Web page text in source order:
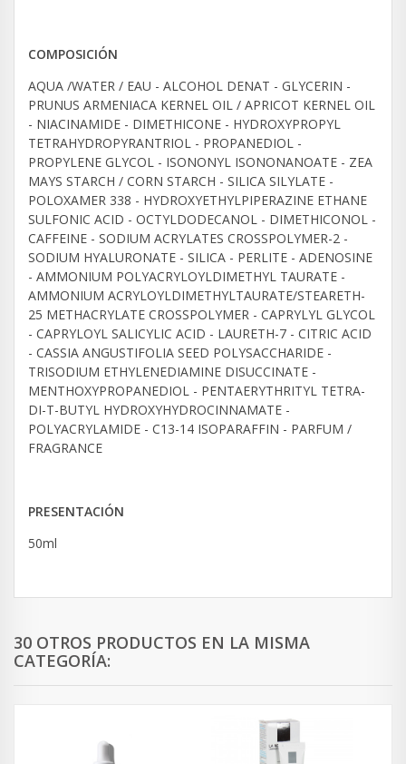
COMPOSICIÓN
AQUA /WATER / EAU - ALCOHOL DENAT - GLYCERIN -
PRUNUS ARMENIACA KERNEL OIL / APRICOT KERNEL OIL
- NIACINAMIDE - DIMETHICONE - HYDROXYPROPYL
TETRAHYDROPYRANTRIOL - PROPANEDIOL -
PROPYLENE GLYCOL - ISONONYL ISONONANOATE - ZEA
MAYS STARCH / CORN STARCH - SILICA SILYLATE -
POLOXAMER 338 - HYDROXYETHYLPIPERAZINE ETHANE
SULFONIC ACID - OCTYLDODECANOL - DIMETHICONOL -
CAFFEINE - SODIUM ACRYLATES CROSSPOLYMER-2 -
SODIUM HYALURONATE - SILICA - PERLITE - ADENOSINE
- AMMONIUM POLYACRYLOYLDIMETHYL TAURATE -
AMMONIUM ACRYLOYLDIMETHYLTAURATE/STEARETH-
25 METHACRYLATE CROSSPOLYMER - CAPRYLYL GLYCOL
- CAPRYLOYL SALICYLIC ACID - LAURETH-7 - CITRIC ACID
- CASSIA ANGUSTIFOLIA SEED POLYSACCHARIDE -
TRISODIUM ETHYLENEDIAMINE DISUCCINATE -
MENTHOXYPROPANEDIOL - PENTAERYTHRITYL TETRA-
DI-T-BUTYL HYDROXYHYDROCINNAMATE -
POLYACRYLAMIDE - C13-14 ISOPARAFFIN - PARFUM /
FRAGRANCE
PRESENTACIÓN
50ml
30 OTROS PRODUCTOS EN LA MISMA
CATEGORÍA: